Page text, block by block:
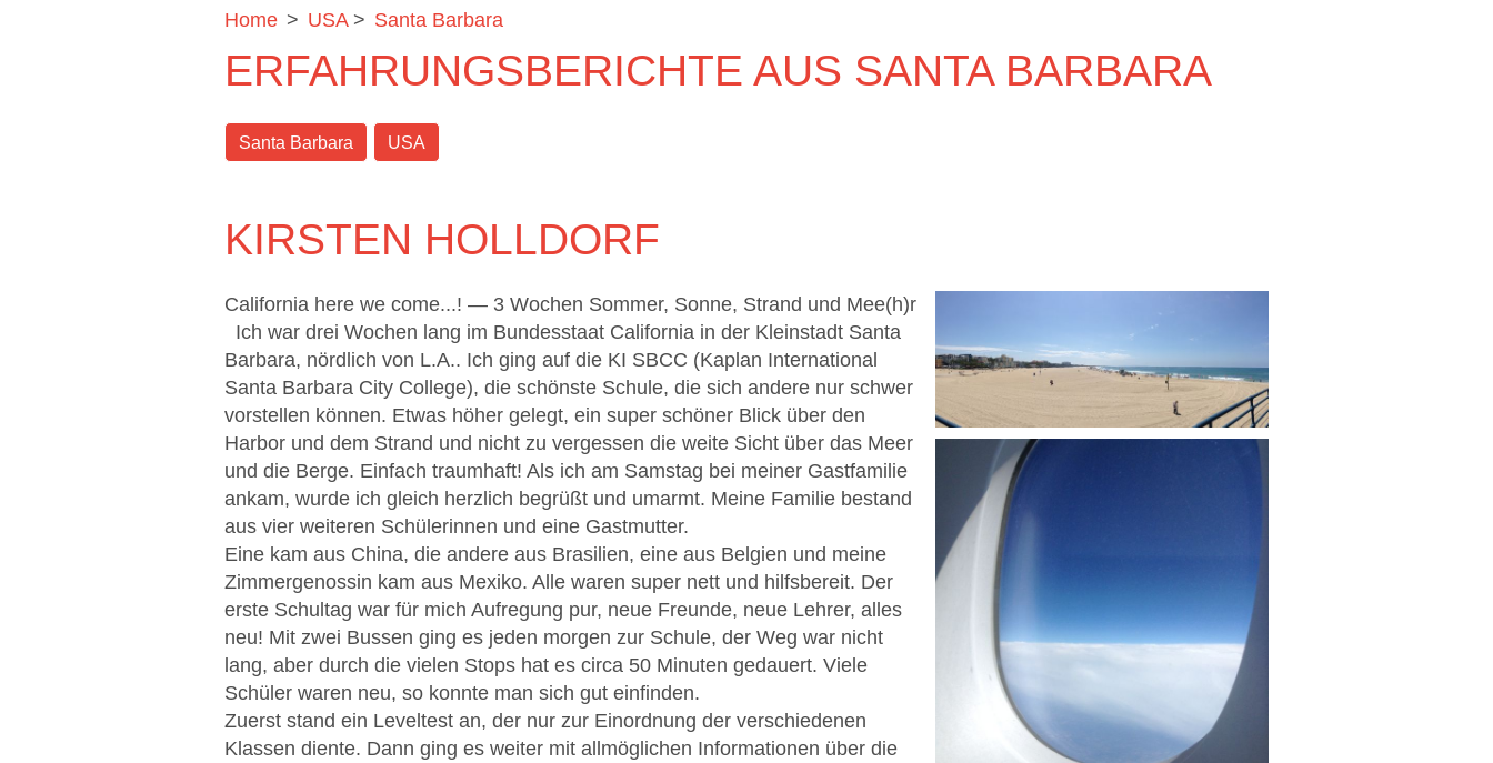
Home > USA> Santa Barbara
ERFAHRUNGSBERICHTE AUS SANTA BARBARA
Santa Barbara USA
KIRSTEN HOLLDORF
California here we come...! — 3 Wochen Sommer, Sonne, Strand und Mee(h)r
Ich war drei Wochen lang im Bundesstaat California in der Kleinstadt Santa
Barbara, nördlich von L.A.. Ich ging auf die KI SBCC (Kaplan International
Santa Barbara City College), die schönste Schule, die sich andere nur schwer
vorstellen können. Etwas höher gelegt, ein super schöner Blick über den
Harbor und dem Strand und nicht zu vergessen die weite Sicht über das Meer
und die Berge. Einfach traumhaft! Als ich am Samstag bei meiner Gastfamilie
ankam, wurde ich gleich herzlich begrüßt und umarmt. Meine Familie bestand
aus vier weiteren Schülerinnen und eine Gastmutter.
Eine kam aus China, die andere aus Brasilien, eine aus Belgien und meine
Zimmergenossin kam aus Mexiko. Alle waren super nett und hilfsbereit. Der
erste Schultag war für mich Aufregung pur, neue Freunde, neue Lehrer, alles
neu! Mit zwei Bussen ging es jeden morgen zur Schule, der Weg war nicht
lang, aber durch die vielen Stops hat es circa 50 Minuten gedauert. Viele
Schüler waren neu, so konnte man sich gut einfinden.
Zuerst stand ein Leveltest an, der nur zur Einordnung der verschiedenen
Klassen diente. Dann ging es weiter mit allmöglichen Informationen über die